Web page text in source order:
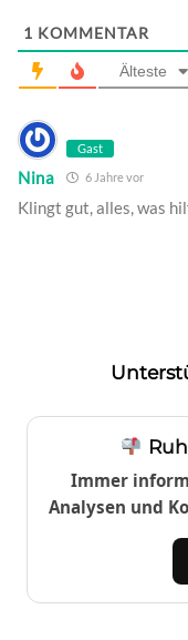
1 KOMMENTAR
Älteste
Gast
Nina 6 Jahre vor
Klingt gut, alles, was
Immer
Analysen und